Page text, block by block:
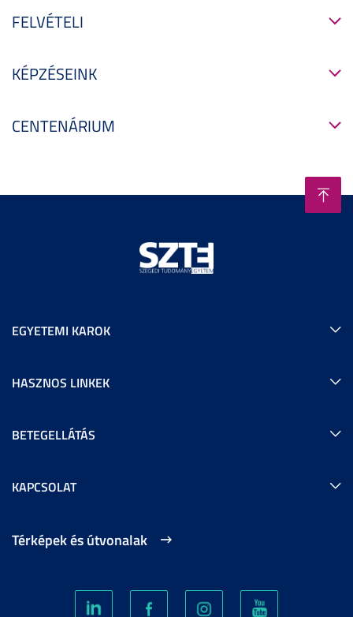
FELVÉTELI
KÉPZÉSEINK
CENTENÁRIUM
EGYETEMI KAROK
HASZNOS LINKEK
BETEGELLÁTÁS
KAPCSOLAT
Térképek és útvonalak